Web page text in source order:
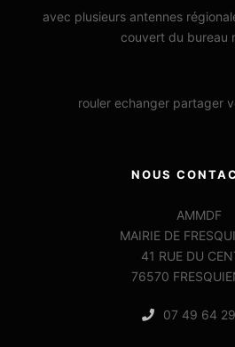
avec plusieurs antennes
couvert du bureau
rouler echanger partager
NOUS
AMMDF
MAIRIE DE
41 RUE DU
76570
07 49 64